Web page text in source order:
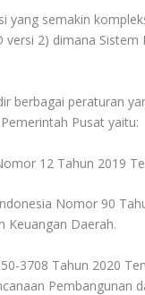
yang semakin
2) dimana
berbagai peraturan
Pusat yaitu:
12 Tahun 2019
Nomor 90
Keuangan Daerah.
3708 Tahun 2020
Pembangunan